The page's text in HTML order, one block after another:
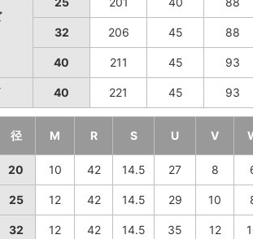
32 206 45 88
40 211 45 93
40 221 45 93
径 M R S U V
20 10 42 14.5 27 8
25 12 42 14.5 29 10
32 12 42 14.5 35 12